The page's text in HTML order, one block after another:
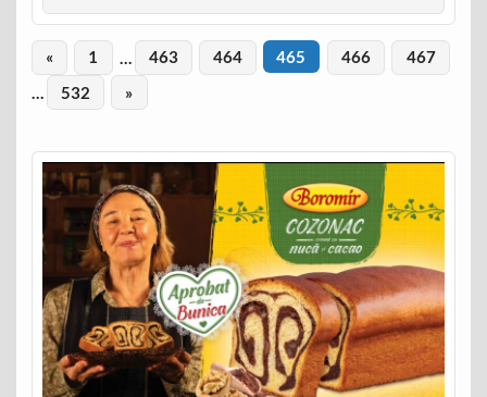
« 1 463 464 465 466
467
532 »